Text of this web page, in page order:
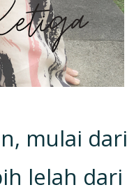
mulai dari
lelah dari